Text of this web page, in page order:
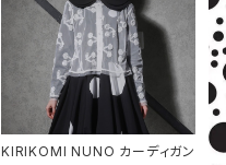
KIRIKOMI NUNO カーディガン